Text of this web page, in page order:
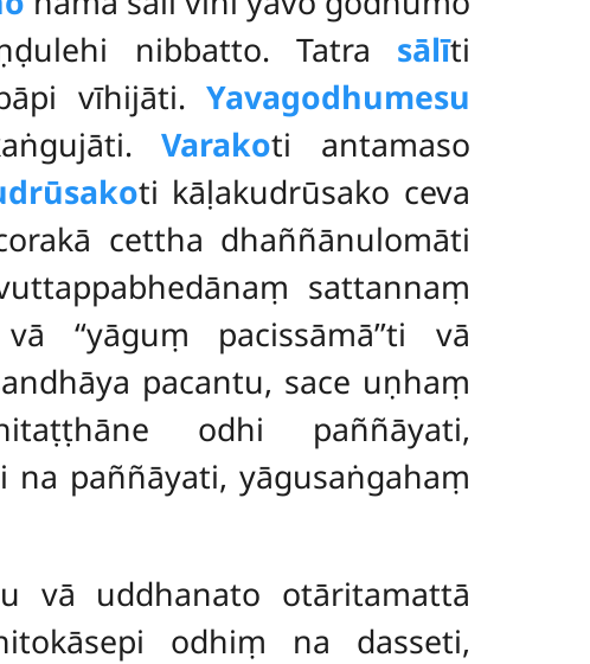
nibbatto. Tatra sālīti
vīhijāti.Yavagodhumesu
Varakoti antamaso
ti kāḷakudrūsako ceva
cettha dhaññānulomāti
sattannaṃ
‘‘yāguṃ pacissāmā’’ti vā
pacantu, sace uṇhaṃ
odhi paññāyati,
na paññāyati, yāgusaṅgahaṃ
vā uddhanato otāritamattā
odhiṃ na dasseti,